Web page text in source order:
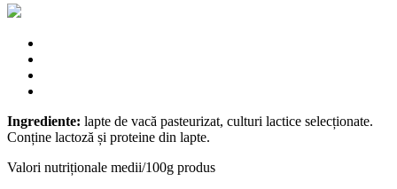
Ingrediente: lapte de vacă pasteurizat, culturi lactice selecționate.
Conține lactoză și proteine din lapte.
Valori nutriționale medii/100g produs